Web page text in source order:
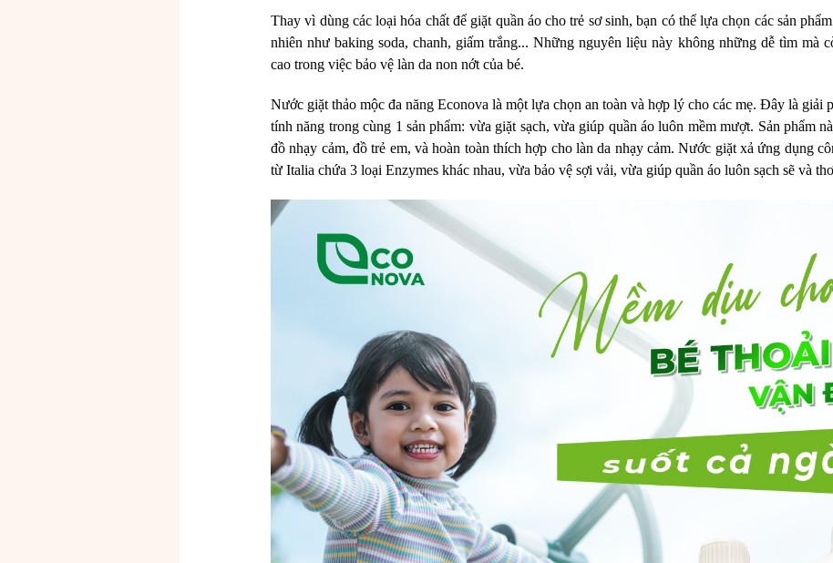
Thay vì dùng các loại hóa chất để giặt quần áo cho trẻ sơ sinh, bạn có thể lựa chọn các sản
nhiên như baking soda, chanh, giấm trắng... Những nguyên liệu này không những dễ tìm mà
cao trong việc bảo vệ làn da non nớt của bé.
Nước giặt thảo mộc đa năng Econova là một lựa chọn an toàn và hợp lý cho các mẹ. Đây là giải
tính năng trong cùng 1 sản phẩm: vừa giặt sạch, vừa giúp quần áo luôn mềm mượt. Sản phẩm
đồ nhạy cảm, đồ trẻ em, và hoàn toàn thích hợp cho làn da nhạy cảm. Nước giặt xả ứng dụng
từ Italia chứa 3 loại Enzymes khác nhau, vừa bảo vệ sợi vải, vừa giúp quần áo luôn sạch sẽ và